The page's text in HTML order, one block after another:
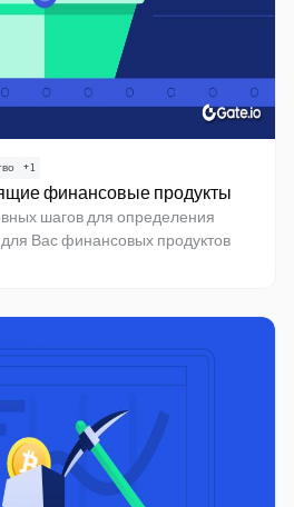
+1
финансовые продукты
шагов для определения
Вас финансовых продуктов